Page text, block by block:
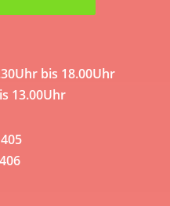
bis 18.00Uhr
13.00Uhr